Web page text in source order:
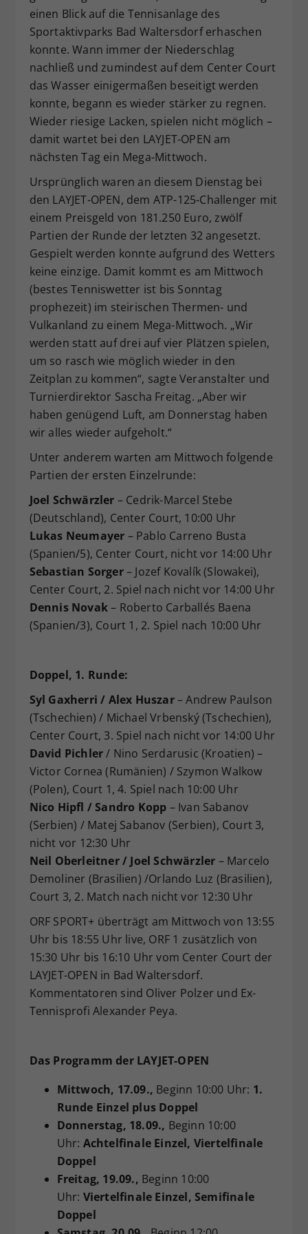
einen Blick auf die Tennisanlage des
Sportaktivparks Bad Waltersdorf erhaschen
konnte. Wann immer der Niederschlag
nachließ und zumindest auf dem Center Court
das Wasser einigermaßen beseitigt werden
konnte, begann es wieder stärker zu regnen.
Wieder riesige Lacken, spielen nicht möglich –
damit wartet bei den LAYJET-OPEN am
nächsten Tag ein Mega-Mittwoch.
Ursprünglich waren an diesem Dienstag bei
den LAYJET-OPEN, dem ATP-125-Challenger mit
einem Preisgeld von 181.250 Euro, zwölf
Partien der Runde der letzten 32 angesetzt.
Gespielt werden konnte aufgrund des Wetters
keine einzige. Damit kommt es am Mittwoch
(bestes Tenniswetter ist bis Sonntag
prophezeit) im steirischen Thermen- und
Vulkanland zu einem Mega-Mittwoch. „Wir
werden statt auf drei auf vier Plätzen spielen,
um so rasch wie möglich wieder in den
Zeitplan zu kommen“, sagte Veranstalter und
Turnierdirektor Sascha Freitag. „Aber wir
haben genügend Luft, am Donnerstag haben
wir alles wieder aufgeholt.“
Unter anderem warten am Mittwoch folgende
Partien der ersten Einzelrunde:
Joel Schwärzler – Cedrik-Marcel Stebe
(Deutschland), Center Court, 10:00 Uhr
Lukas Neumayer – Pablo Carreno Busta
(Spanien/5), Center Court, nicht vor 14:00 Uhr
Sebastian Sorger– Jozef Kovalík (Slowakei),
Center Court, 2. Spiel nach nicht vor 14:00 Uhr
Dennis Novak– Roberto Carballés Baena
(Spanien/3), Court 1, 2. Spiel nach 10:00 Uhr
Doppel, 1. Runde:
Syl Gaxherri / Alex Huszar– Andrew Paulson
(Tschechien) / Michael Vrbenský (Tschechien),
Center Court, 3. Spiel nach nicht vor 14:00 Uhr
David Pichler/ Nino Serdarusic (Kroatien) –
Victor Cornea (Rumänien) / Szymon Walkow
(Polen), Court 1, 4. Spiel nach 10:00 Uhr
Nico Hipfl / Sandro Kopp – Ivan Sabanov
(Serbien) / Matej Sabanov (Serbien), Court 3,
nicht vor 12:30 Uhr
Neil Oberleitner / Joel Schwärzler – Marcelo
Demoliner (Brasilien) /Orlando Luz (Brasilien),
Court 3, 2. Match nach nicht vor 12:30 Uhr
ORF SPORT+ überträgt am Mittwoch von 13:55
Uhr bis 18:55 Uhr live, ORF 1 zusätzlich von
15:30 Uhr bis 16:10 Uhr vom Center Court der
LAYJET-OPEN in Bad Waltersdorf.
Kommentatoren sind Oliver Polzer und Ex-
Tennisprofi Alexander Peya.
Das Programm der LAYJET-OPEN
Mittwoch, 17.09., Beginn 10:00 Uhr: 1.
Runde Einzel plus Doppel
Donnerstag, 18.09., Beginn 10:00
Uhr: Achtelfinale Einzel, Viertelfinale
Doppel
Freitag, 19.09., Beginn 10:00
Uhr: Viertelfinale Einzel, Semifinale
Doppel
Zweck
Dieser Wert speichert Ihre Consent-
Einstellungen. Unter anderem eine
zufällig generierte ID, für die
historische Speicherung Ihrer
Webseiten-Betreiber dies eingestellt
hat.